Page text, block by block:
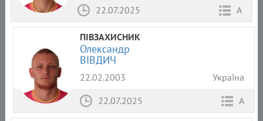
22.07.2025
А
ПІВЗАХИСНИК
Олександр
ВІВДИЧ
22.02.2003
Україна
22.07.2025
А